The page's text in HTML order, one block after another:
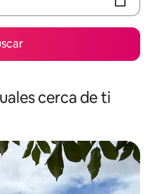
cerca de ti